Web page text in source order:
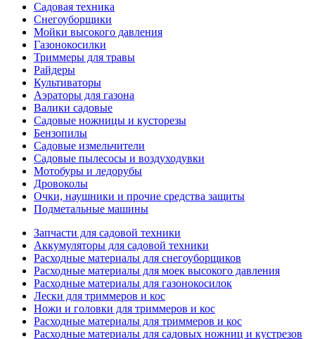
Садовая техника
Снегоуборщики
Мойки высокого давления
Газонокосилки
Триммеры для травы
Райдеры
Культиваторы
Аэраторы для газона
Валики садовые
Садовые ножницы и кусторезы
Бензопилы
Садовые измельчители
Садовые пылесосы и воздуходувки
Мотобуры и ледорубы
Дровоколы
Очки, наушники и прочие средства защиты
Подметальные машины
Запчасти для садовой техники
Аккумуляторы для садовой техники
Расходные материалы для снегоуборщиков
Расходные материалы для моек высокого давления
Расходные материалы для газонокосилок
Лески для триммеров и кос
Ножи и головки для триммеров и кос
Расходные материалы для триммеров и кос
Расходные материалы для садовых ножниц и кустрезов